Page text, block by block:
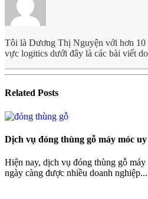
Tôi là Dương Thị Nguyện với hơn 10
vực logitics dưới đây là các bài viết
Related Posts
Dịch vụ đóng thùng gỗ máy móc
Hiện nay, dịch vụ đóng thùng gỗ
ngày càng được nhiều doanh nghiệp...